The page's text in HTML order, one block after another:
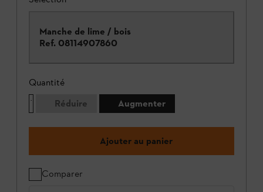
Manche de lime / bois
Ref. 08114907860
Quantité
Réduire
Augmenter
Ajouter au panier
Comparer